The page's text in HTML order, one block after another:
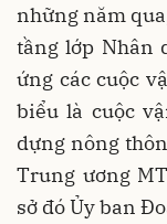
những năm
tầng lớp Nhân
ứng các cuộc
biểu là cuộc
dựng nông
Trung ương
sở đó Ủy ban